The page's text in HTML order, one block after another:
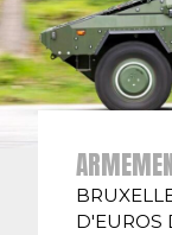
D'EUROS